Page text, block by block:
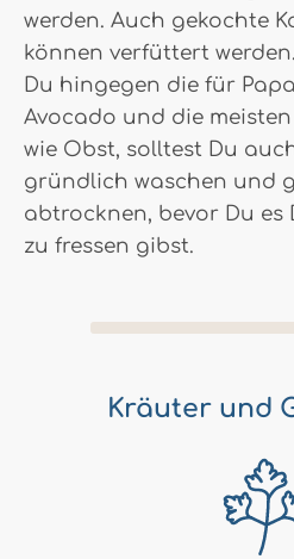
werden. Auch gekochte
können verfüttert
Du hingegen die für
Avocado und die
wie Obst, solltest Du
gründlich waschen und
abtrocknen, bevor Du es
zu fressen gibst.
Kräuter und